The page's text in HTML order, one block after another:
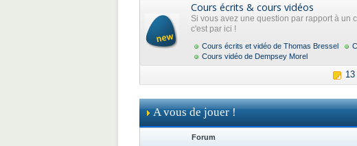
Cours écrits & cours vidéos
Si vous avez une question par rapport à un
c'est par ici !
Cours écrits et vidéo de Thomas Bressel
Cours vidéo de Dempsey Morel
A vous de jouer !
Forum